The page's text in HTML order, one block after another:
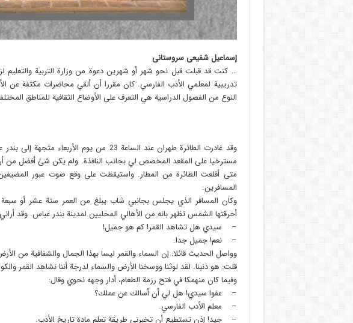
إسماعیل شفیعی سروستانی
… كنت قد قبلت قبل نحو شهر أو شهرين دعوة من وزارة التربية والتعليم
تدريبية لمعلمي الأدب الفارسي. كان مقررا أن ألقي محاضرات مكثفة عن
النوع من الفصول الدراسية هي التعرف على الأوضاع الثقافية للمناطق
وقد غادرت الطائرة طهران عند الساعة 23 من يوم
مسترخيا على المقعد المخصص لي بجانب النافذة. ولم يكن شئ أفضل من أن
متى أقلعت الطائرة من المطار. واستيقظت على وقع صوت عبور المضيفين
المسافرين.
وكان المسافر الذي يجلس بجانبي شاب يبلغ من العمر ستة عشر أو سبعة
أحرقتها الشمس تظهر بانه من الأهالي المحليين لمدينة بندر عباس. وقد
– سيدي هل تشاهد القمر! كم هو جميل!
– نعم! جميل جدا.
وواصل الحديث قائلا: إن السماء والقمر ليسا بهذا الجمال والشفافية من
قلت: هو ذنبنا. لقد لوثنا ووسخنا الأرض والسماء لدرجة أننا نشاهد القمر
وفيما كان منهمكا في فتح رزمة الطعام، أدار وجهه نحوي وقال:
– عفوا سيدي! هل لي أن أسالك عن عملك؟
– معلم الأدب الفارسي.
– جيد! إذن تستطيع أن تخبرني طريقة تعلم مادة تاريخ الأدب.